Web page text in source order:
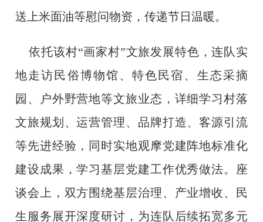
送上米面油等慰问物资，传递节日温暖。
依托该村“画家村”文旅发展特色，连队实
地走访民俗博物馆、特色民宿、生态采摘
园、户外野营地等文旅业态，详细学习村落
文旅规划、运营管理、品牌打造、客源引流
等先进经验，同时实地观摩党建阵地标准化
建设成果，学习基层党建工作优秀做法。座
谈会上，双方围绕基层治理、产业增收、民
生服务展开深度研讨，为连队后续拓宽多元